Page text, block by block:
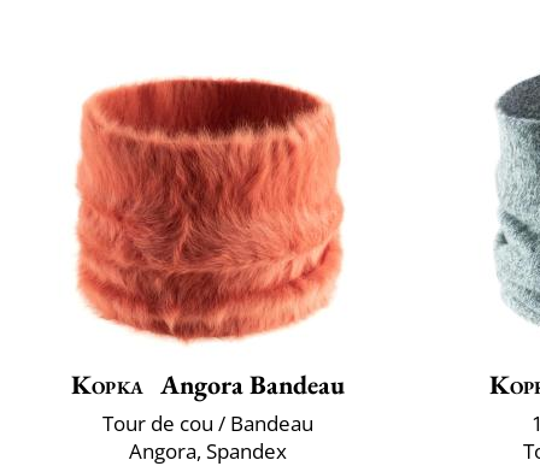
Kopka Angora Bandeau
Tour de cou / Bandeau
Angora, Spandex